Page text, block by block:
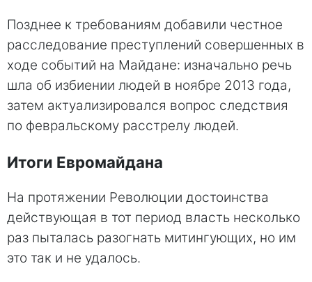
Позднее к требованиям добавили честное
расследование преступлений совершенных в
ходе событий на Майдане: изначально речь
шла об избиении людей в ноябре 2013 года,
затем актуализировался вопрос следствия
по февральскому расстрелу людей.
Итоги Евромайдана
На протяжении Революции достоинства
действующая в тот период власть несколько
раз пыталась разогнать митингующих, но им
это так и не удалось.